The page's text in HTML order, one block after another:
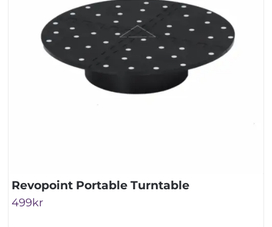
Revopoint Portable Turntable
499kr